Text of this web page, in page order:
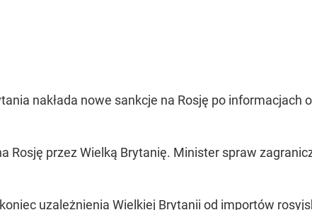
nakłada nowe sankcje na Rosję po
Rosję przez Wielką Brytanię. Minister spraw
uzależnienia Wielkiej Brytanii od importów